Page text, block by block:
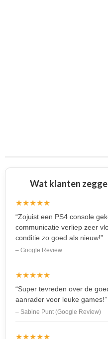
Wat klanten
★★★★★
“Zojuist een PS4 console
communicatie verliep zeer
conditie zo goed als nieuw!”
– Google Review
★★★★★
“Super tevreden over de
aanrader voor leuke games!”
– Sabine Punt (Google Review)
★★★★★